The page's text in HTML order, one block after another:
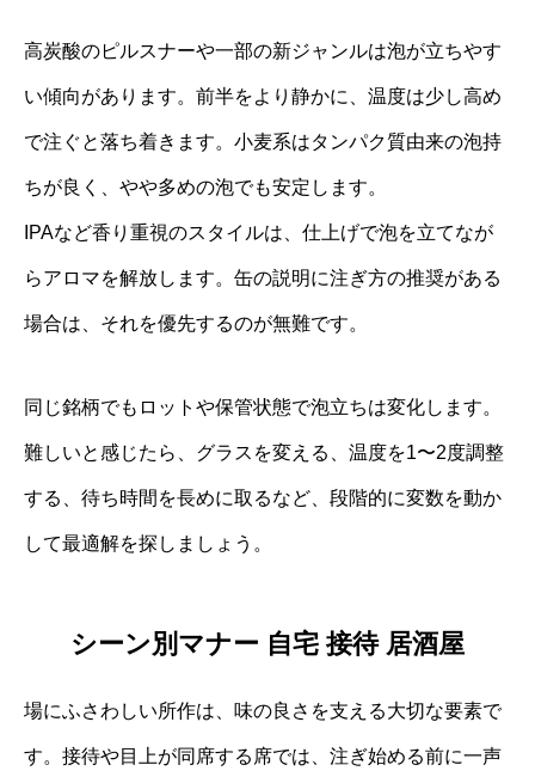
高炭酸のピルスナーや一部の新ジャンルは泡が立ちやす
い傾向があります。前半をより静かに、温度は少し高め
で注ぐと落ち着きます。小麦系はタンパク質由来の泡持
ちが良く、やや多めの泡でも安定します。
IPAなど香り重視のスタイルは、仕上げで泡を立てなが
らアロマを解放します。缶の説明に注ぎ方の推奨がある
場合は、それを優先するのが無難です。
同じ銘柄でもロットや保管状態で泡立ちは変化します。
難しいと感じたら、グラスを変える、温度を1〜2度調整
する、待ち時間を長めに取るなど、段階的に変数を動か
して最適解を探しましょう。
シーン別マナー 自宅 接待 居酒屋
場にふさわしい所作は、味の良さを支える大切な要素で
す。接待や目上が同席する席では、注ぎ始める前に一声